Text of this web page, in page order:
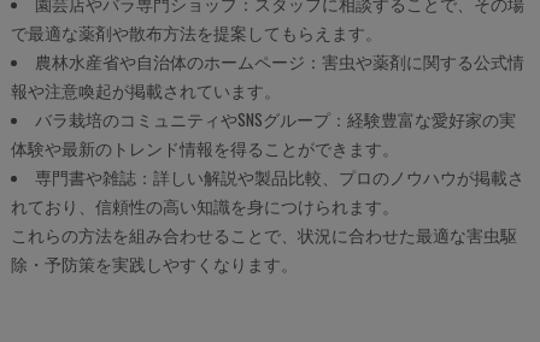
で最適な薬剤や散布方法を提案してもらえます。
農林水産省や自治体のホームページ：害虫や薬剤に関する公式情
報や注意喚起が掲載されています。
バラ栽培のコミュニティやSNSグループ：経験豊富な愛好家の実
体験や最新のトレンド情報を得ることができます。
専門書や雑誌：詳しい解説や製品比較、プロのノウハウが掲載さ
れており、信頼性の高い知識を身につけられます。
これらの方法を組み合わせることで、状況に合わせた最適な害虫駆
除・予防策を実践しやすくなります。